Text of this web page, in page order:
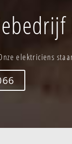
elektriciens